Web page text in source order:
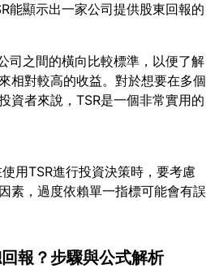
能顯示出一家公司提供股東回報的
司之間的橫向比較標準，以便了解
相對較高的收益。對於想要在多個
資者來說，TSR是一個非常實用的
用TSR進行投資決策時，要考慮
素，過度依賴單一指標可能會有誤
報？步驟與公式解析